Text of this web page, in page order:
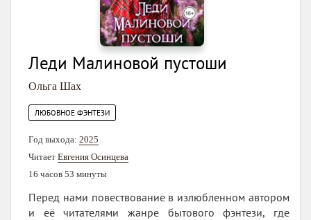
Леди Малиновой пустоши
Ольга Шах
ЛЮБОВНОЕ ФЭНТЕЗИ
Год выхода: 2025
Читает Евгения Осинцева
16 часов 53 минуты
Перед нами повествование в излюбленном автором
и её читателями жанре бытового фэнтези, где